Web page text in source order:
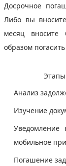
Досрочное
Либо вы
месяц
образом
Анализ
Изучение
Уведомление
мобильное
Погашение